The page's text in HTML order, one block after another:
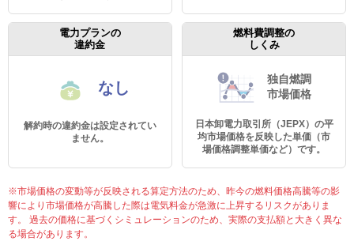
電力プランの
違約金
なし
解約時の違約金は設定されてい
ません。
燃料費調整の
しくみ
独自燃調
市場価格
日本卸電力取引所（JEPX）の平
均市場価格を反映した単価（市
場価格調整単価など）です。
※市場価格の変動等が反映される算定方法のため、昨今の燃料価格高騰等の影
響により市場価格が高騰した際は電気料金が急激に上昇するリスクがありま
す。 過去の価格に基づくシミュレーションのため、実際の支払額と大きく異な
る場合があります。